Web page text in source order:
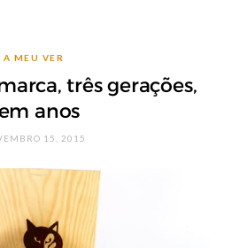
A MEU VER
três gerações,
anos
15, 2015